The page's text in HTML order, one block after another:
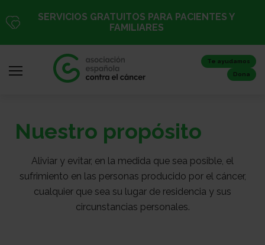
al
SERVICIOS GRATUITOS PARA PACIENTES Y
FAMILIARES
Te ayudamos
Dona
Iniciar
sesión
Registro
Nuestro propósito
Aliviar y evitar, en la medida que sea posible, el
sufrimiento en las personas producido por el cáncer,
cualquier que sea su lugar de residencia y sus
circunstancias personales.